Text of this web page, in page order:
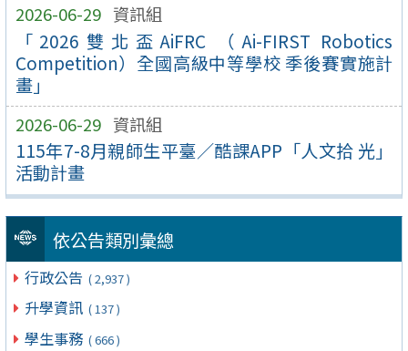
2026-06-29 資訊組
「2026雙北盃AiFRC （Ai-FIRST Robotics
Competition）全國高級中等學校 季後賽實施計
畫」
2026-06-29 資訊組
115年7-8月親師生平臺／酷課APP「人文拾 光」
活動計畫
依公告類別彙總
行政公告 ( 2,937 )
升學資訊 ( 137 )
學生事務 ( 666 )